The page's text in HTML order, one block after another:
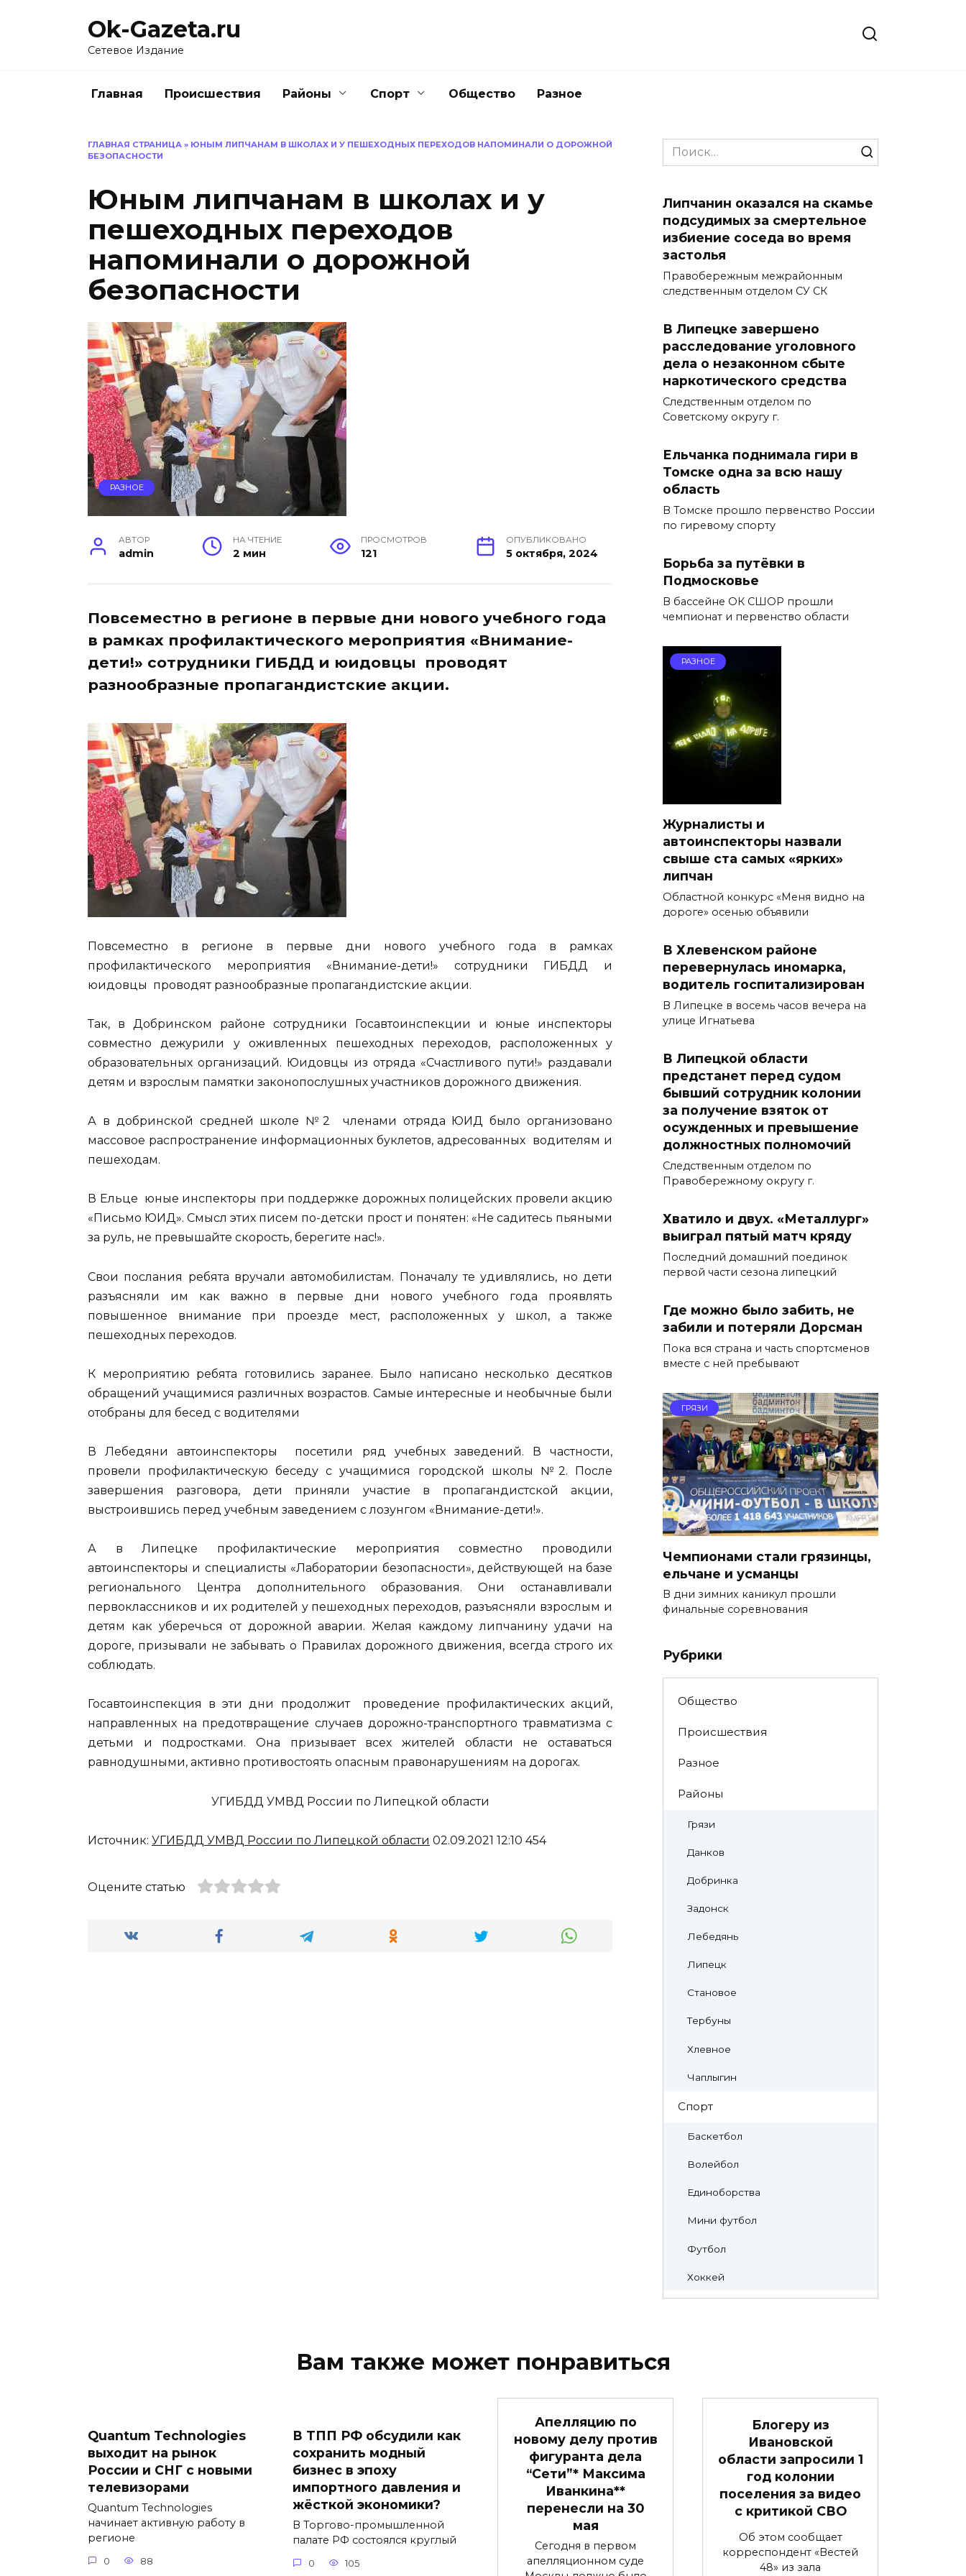
Ok-Gazeta.ru
Сетевое Издание
Главная Происшествия Районы Спорт Общество Разное
ГЛАВНАЯ СТРАНИЦА » ЮНЫМ ЛИПЧАНАМ В ШКОЛАХ И У ПЕШЕХОДНЫХ ПЕРЕХОДОВ НАПОМИНАЛИ О ДОРОЖНОЙ
БЕЗОПАСНОСТИ
Юным липчанам в школах и у
пешеходных переходов
напоминали о дорожной
безопасности
РАЗНОЕ
АВТОР
admin
НА ЧТЕНИЕ
2 мин
ПРОСМОТРОВ
121
ОПУБЛИКОВАНО
5 октября, 2024
Повсеместно в регионе в первые дни нового учебного года
в рамках профилактического мероприятия «Внимание-
дети!» сотрудники ГИБДД и юидовцы проводят
разнообразные пропагандистские акции.
Повсеместно в регионе в первые дни нового учебного года в рамках
профилактического мероприятия «Внимание-дети!» сотрудники ГИБДД и
юидовцы проводят разнообразные пропагандистские акции.
Так, в Добринском районе сотрудники Госавтоинспекции и юные инспекторы
совместно дежурили у оживленных пешеходных переходов, расположенных у
образовательных организаций. Юидовцы из отряда «Счастливого пути!» раздавали
детям и взрослым памятки законопослушных участников дорожного движения.
А в добринской средней школе №2 членами отряда ЮИД было организовано
массовое распространение информационных буклетов, адресованных водителям и
пешеходам.
В Ельце юные инспекторы при поддержке дорожных полицейских провели акцию
«Письмо ЮИД». Смысл этих писем по-детски прост и понятен: «Не садитесь пьяными
за руль, не превышайте скорость, берегите нас!».
Свои послания ребята вручали автомобилистам. Поначалу те удивлялись, но дети
разъясняли им как важно в первые дни нового учебного года проявлять
повышенное внимание при проезде мест, расположенных у школ, а также
пешеходных переходов.
К мероприятию ребята готовились заранее. Было написано несколько десятков
обращений учащимися различных возрастов. Самые интересные и необычные были
отобраны для бесед с водителями
В Лебедяни автоинспекторы посетили ряд учебных заведений. В частности,
провели профилактическую беседу с учащимися городской школы №2. После
завершения разговора, дети приняли участие в пропагандистской акции,
выстроившись перед учебным заведением с лозунгом «Внимание-дети!».
А в Липецке профилактические мероприятия совместно проводили
автоинспекторы и специалисты «Лаборатории безопасности», действующей на базе
регионального Центра дополнительного образования. Они останавливали
первоклассников и их родителей у пешеходных переходов, разъясняли взрослым и
детям как уберечься от дорожной аварии. Желая каждому липчанину удачи на
дороге, призывали не забывать о Правилах дорожного движения, всегда строго их
соблюдать.
Госавтоинспекция в эти дни продолжит проведение профилактических акций,
направленных на предотвращение случаев дорожно-транспортного травматизма с
детьми и подростками. Она призывает всех жителей области не оставаться
равнодушными, активно противостоять опасным правонарушениям на дорогах.
УГИБДД УМВД России по Липецкой области
Источник: УГИБДД УМВД России по Липецкой области 02.09.2021 12:10 454
Оцените статью
Search
for:
Липчанин оказался на скамье
подсудимых за смертельное
избиение соседа во время
застолья
Правобережным межрайонным
следственным отделом СУ СК
В Липецке завершено
расследование уголовного
дела о незаконном сбыте
наркотического средства
Следственным отделом по
Советскому округу г.
Ельчанка поднимала гири в
Томске одна за всю нашу
область
В Томске прошло первенство России
по гиревому спорту
Борьба за путёвки в
Подмосковье
В бассейне ОК СШОР прошли
чемпионат и первенство области
РАЗНОЕ
Журналисты и
автоинспекторы назвали
свыше ста самых «ярких»
липчан
Областной конкурс «Меня видно на
дороге» осенью объявили
В Хлевенском районе
перевернулась иномарка,
водитель госпитализирован
В Липецке в восемь часов вечера на
улице Игнатьева
В Липецкой области
предстанет перед судом
бывший сотрудник колонии
за получение взяток от
осужденных и превышение
должностных полномочий
Следственным отделом по
Правобережному округу г.
Хватило и двух. «Металлург»
выиграл пятый матч кряду
Последний домашний поединок
первой части сезона липецкий
Где можно было забить, не
забили и потеряли Дорсман
Пока вся страна и часть спортсменов
вместе с ней пребывают
ГРЯЗИ
Чемпионами стали грязинцы,
ельчане и усманцы
В дни зимних каникул прошли
финальные соревнования
Рубрики
Общество
Происшествия
Разное
Районы
Грязи
Данков
Добринка
Задонск
Лебедянь
Липецк
Становое
Тербуны
Хлевное
Чаплыгин
Спорт
Баскетбол
Волейбол
Единоборства
Мини футбол
Футбол
Хоккей
Вам также может понравиться
Quantum Technologies
выходит на рынок
России и СНГ с новыми
телевизорами
Quantum Technologies
начинает активную работу в
регионе
0 88
В ТПП РФ обсудили как
сохранить модный
бизнес в эпоху
импортного давления и
жёсткой экономики?
В Торгово-промышленной
палате РФ состоялся круглый
0 105
Апелляцию по
новому делу против
фигуранта дела
“Сети”* Максима
Иванкина**
перенесли на 30
мая
Сегодня в первом
апелляционном суде
Блогеру из
Ивановской
области запросили 1
год колонии
поселения за видео
с критикой СВО
Об этом сообщает
корреспондент «Вестей
48» из зала